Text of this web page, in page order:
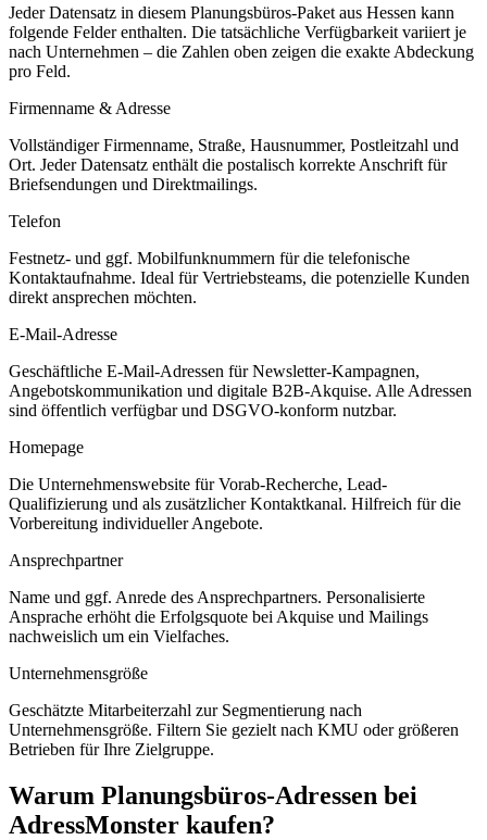
Jeder Datensatz in diesem Planungsbüros-Paket aus Hessen kann
folgende Felder enthalten. Die tatsächliche Verfügbarkeit variiert je
nach Unternehmen – die Zahlen oben zeigen die exakte Abdeckung
pro Feld.
Firmenname & Adresse
Vollständiger Firmenname, Straße, Hausnummer, Postleitzahl und
Ort. Jeder Datensatz enthält die postalisch korrekte Anschrift für
Briefsendungen und Direktmailings.
Telefon
Festnetz- und ggf. Mobilfunknummern für die telefonische
Kontaktaufnahme. Ideal für Vertriebsteams, die potenzielle Kunden
direkt ansprechen möchten.
E-Mail-Adresse
Geschäftliche E-Mail-Adressen für Newsletter-Kampagnen,
Angebotskommunikation und digitale B2B-Akquise. Alle Adressen
sind öffentlich verfügbar und DSGVO-konform nutzbar.
Homepage
Die Unternehmenswebsite für Vorab-Recherche, Lead-
Qualifizierung und als zusätzlicher Kontaktkanal. Hilfreich für die
Vorbereitung individueller Angebote.
Ansprechpartner
Name und ggf. Anrede des Ansprechpartners. Personalisierte
Ansprache erhöht die Erfolgsquote bei Akquise und Mailings
nachweislich um ein Vielfaches.
Unternehmensgröße
Geschätzte Mitarbeiterzahl zur Segmentierung nach
Unternehmensgröße. Filtern Sie gezielt nach KMU oder größeren
Betrieben für Ihre Zielgruppe.
Warum Planungsbüros-Adressen bei
AdressMonster kaufen?